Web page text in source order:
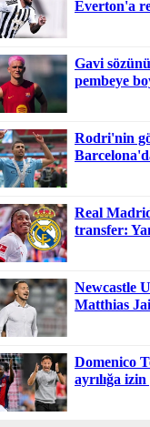
Everton'a
Gavi
pembeye
Rodri'nin
Real
transfer:
Newcastle
Matthias
Domenico
ayrılığa